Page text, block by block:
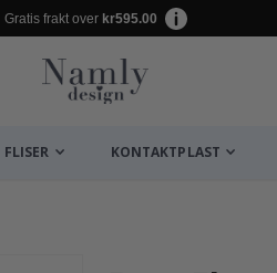
Gratis frakt over kr595.00
KONTAKTPLAST